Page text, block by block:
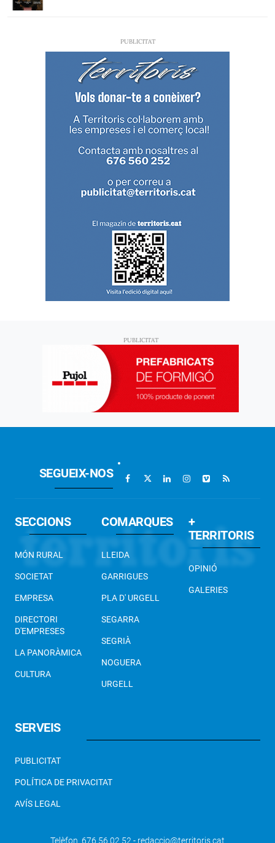
SEGUEIX-NOS
SECCIONS
MÓN RURAL
SOCIETAT
EMPRESA
DIRECTORI
D'EMPRESES
LA PANORÀMICA
CULTURA
COMARQUES
LLEIDA
GARRIGUES
PLA D' URGELL
SEGARRA
SEGRIÀ
NOGUERA
URGELL
+
TERRITORIS
OPINIÓ
GALERIES
SERVEIS
PUBLICITAT
POLÍTICA DE PRIVACITAT
AVÍS LEGAL
Telèfon 676 56 02 52 - redaccio@territoris.cat